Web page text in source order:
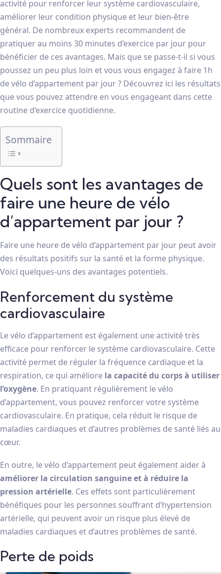
activité pour renforcer leur système cardiovasculaire,
améliorer leur condition physique et leur bien-être
général. De nombreux experts recommandent de
pratiquer au moins 30 minutes d’exercice par jour pour
bénéficier de ces avantages. Mais que se passe-t-il si vous
poussez un peu plus loin et vous vous engagez à faire 1h
de vélo d’appartement par jour ? Découvrez ici les résultats
que vous pouvez attendre en vous engageant dans cette
routine d’exercice quotidienne.
Sommaire
Quels sont les avantages de
faire une heure de vélo
d’appartement par jour ?
Faire une heure de vélo d’appartement par jour peut avoir
des résultats positifs sur la santé et la forme physique.
Voici quelques-uns des avantages potentiels.
Renforcement du système
cardiovasculaire
Le vélo d’appartement est également une activité très
efficace pour renforcer le système cardiovasculaire. Cette
activité permet de réguler la fréquence cardiaque et la
respiration, ce qui améliore la capacité du corps à utiliser
l’oxygène. En pratiquant régulièrement le vélo
d’appartement, vous pouvez renforcer votre système
cardiovasculaire. En pratique, cela réduit le risque de
maladies cardiaques et d’autres problèmes de santé liés au
cœur.
En outre, le vélo d’appartement peut également aider à
améliorer la circulation sanguine et à réduire la
pression artérielle. Ces effets sont particulièrement
bénéfiques pour les personnes souffrant d’hypertension
artérielle, qui peuvent avoir un risque plus élevé de
maladies cardiaques et d’autres problèmes de santé.
Perte de poids